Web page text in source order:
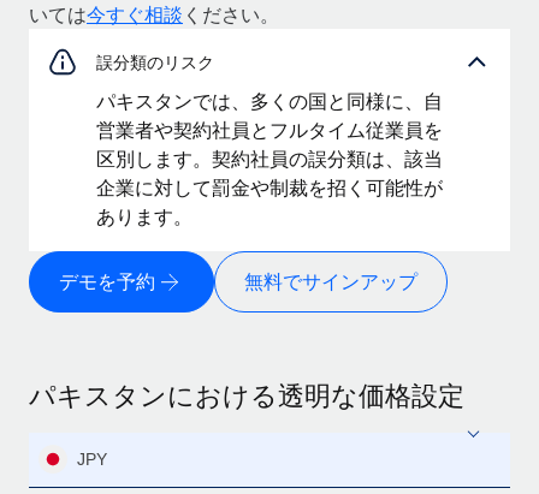
いては今すぐ相談 ください。
誤分類のリスク
パキスタンでは、多くの国と同様に、自
営業者や契約社員とフルタイム従業員を
区別します。契約社員の誤分類は、該当
企業に対して罰金や制裁を招く可能性が
あります。
デモを予約 無料でサインアップ
パキスタンにおける透明な価格設定
JPY